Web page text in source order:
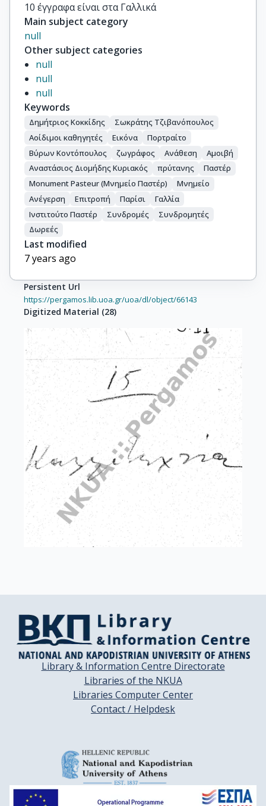
10 έγγραφα είναι στα Γαλλικά
Main subject category
null
Other subject categories
null
null
null
Keywords
Δημήτριος Κοκκίδης
Σωκράτης Τζιβανόπουλος
Αοίδιμοι καθηγητές
Εικόνα
Πορτραίτο
Βύρων Κοντόπουλος
ζωγράφος Ανάθεση
Αμοιβή
Αναστάσιος Διομήδης Κυριακός
πρύτανης
Παστέρ
Monument Pasteur (Μνημείο Παστέρ)
Μνημείο
Ανέγερση
Επιτροπή Παρίσι
Γαλλία
Ινστιτούτο Παστέρ
Συνδρομές
Συνδρομητές
Δωρεές
Last modified
7 years ago
Persistent Url
https://pergamos.lib.uoa.gr/uoa/dl/object/66143
Digitized Material (28)
Library & Information Centre Directorate
Libraries of the NKUA
Libraries Computer Center
Contact / Helpdesk